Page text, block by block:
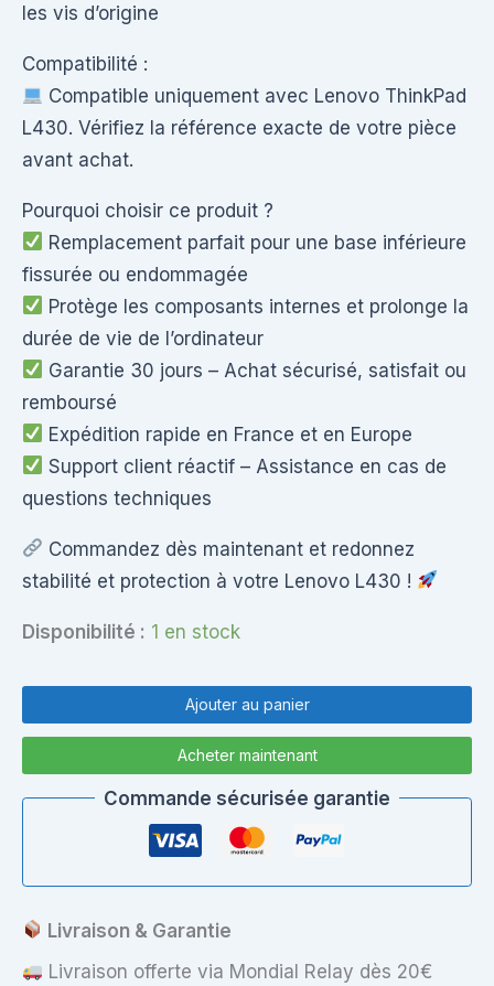
les vis d’origine
Compatibilité :
Compatible uniquement avec Lenovo ThinkPad
L430. Vérifiez la référence exacte de votre pièce
avant achat.
Pourquoi choisir ce produit ?
Remplacement parfait pour une base inférieure
fissurée ou endommagée
Protège les composants internes et prolonge la
durée de vie de l’ordinateur
Garantie 30 jours – Achat sécurisé, satisfait ou
remboursé
Expédition rapide en France et en Europe
Support client réactif – Assistance en cas de
questions techniques
Commandez dès maintenant et redonnez
stabilité et protection à votre Lenovo L430 !
Disponibilité : 1 en stock
Lenovo
ThinkPad
Ajouter au panier
Acheter maintenant
Commande sécurisée garantie
Livraison & Garantie
Livraison offerte via Mondial Relay dès 20€